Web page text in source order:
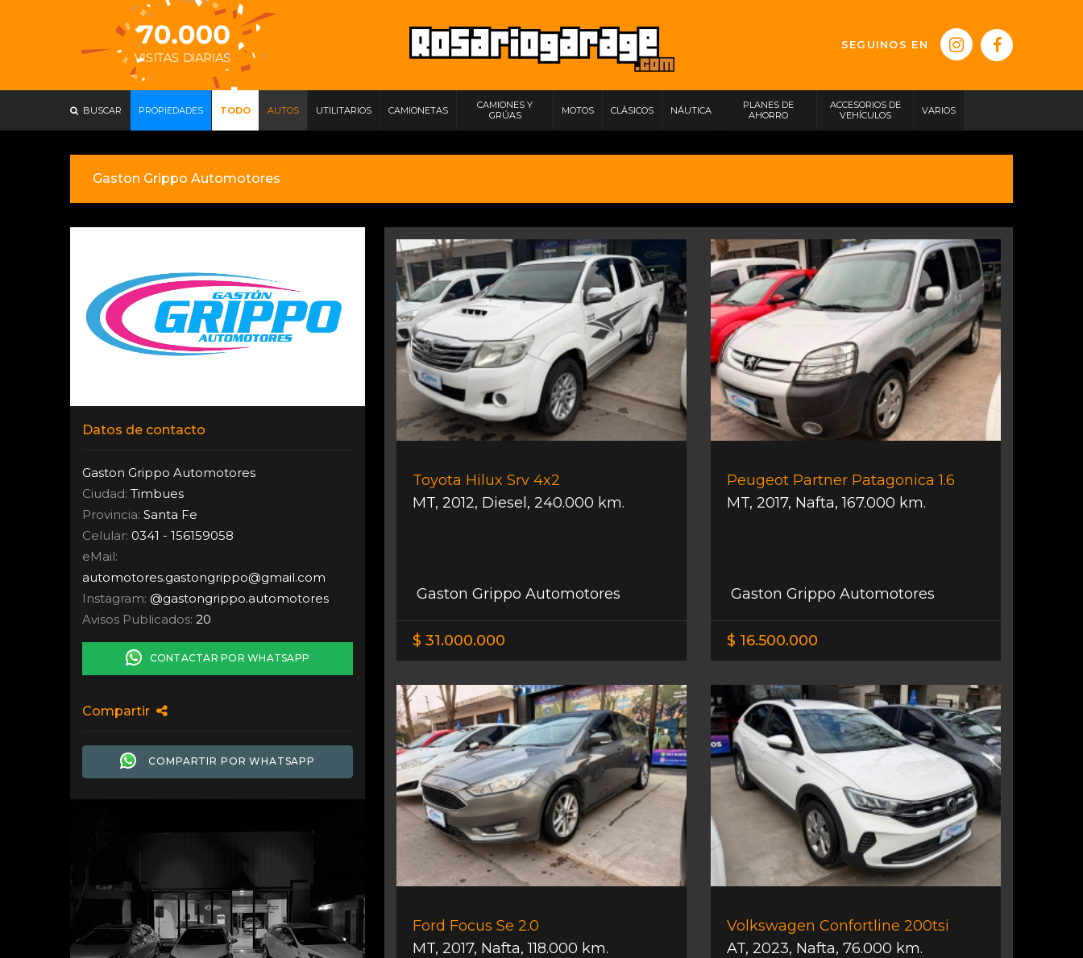
SEGUINOS EN
BUSCAR PROPIEDADES TODO AUTOS UTILITARIOS CAMIONETAS
CAMIONES Y
GRÚAS
MOTOS CLÁSICOS NÁUTICA
PLANES DE
AHORRO
ACCESORIOS DE
VEHÍCULOS
VARIOS
Gaston Grippo Automotores
Datos de contacto
Gaston Grippo Automotores
Ciudad: Timbues
Provincia: Santa Fe
Celular: 0341 - 156159058
eMail:
automotores.gastongrippo@gmail.com
Instagram: @gastongrippo.automotores
Avisos Publicados: 20
CONTACTAR POR WHATSAPP
Compartir
COMPARTIR POR WHATSAPP
Toyota Hilux Srv 4x2
MT, 2012, Diesel , 240.000 km.
Gaston Grippo Automotores
$ 31.000.000
Peugeot Partner Patagonica 1.6
MT, 2017, Nafta,167.000 km.
Gaston Grippo Automotores
$ 16.500.000
Ford Focus Se 2.0
MT, 2017, Nafta,118.000 km.
Volkswagen Confortline 200tsi
AT, 2023, Nafta, 76.000 km.